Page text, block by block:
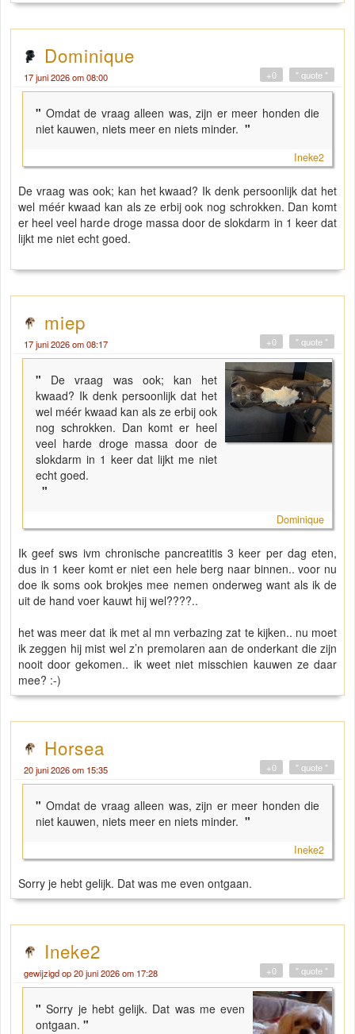
Dominique
17 juni 2026 om 08:00 " quote "
+0
" Omdat de vraag alleen was, zijn er meer honden die
niet kauwen, niets meer en niets minder. "
Ineke2
De vraag was ook; kan het kwaad? Ik denk persoonlijk dat het
wel méér kwaad kan als ze erbij ook nog schrokken. Dan komt
er heel veel harde droge massa door de slokdarm in 1 keer dat
lijkt me niet echt goed.
miep
17 juni 2026 om 08:17 " quote "
+0
" De vraag was ook; kan het
kwaad? Ik denk persoonlijk dat het
wel méér kwaad kan als ze erbij ook
nog schrokken. Dan komt er heel
veel harde droge massa door de
slokdarm in 1 keer dat lijkt me niet
echt goed.
"
Dominique
Ik geef sws ivm chronische pancreatitis 3 keer per dag eten,
dus in 1 keer komt er niet een hele berg naar binnen.. voor nu
doe ik soms ook brokjes mee nemen onderweg want als ik de
uit de hand voer kauwt hij wel????..
het was meer dat ik met al mn verbazing zat te kijken.. nu moet
ik zeggen hij mist wel z’n premolaren aan de onderkant die zijn
nooit door gekomen.. ik weet niet misschien kauwen ze daar
mee? :-)
Horsea
20 juni 2026 om 15:35 " quote "
+0
" Omdat de vraag alleen was, zijn er meer honden die
niet kauwen, niets meer en niets minder. "
Ineke2
Sorry je hebt gelijk. Dat was me even ontgaan.
Ineke2
gewijzigd op 20 juni 2026 om 17:28 " quote "
+0
"Sorry je hebt gelijk. Dat was me even
ontgaan. "